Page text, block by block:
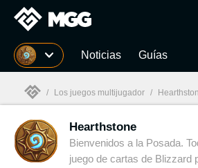
MGG Noticias Guías
MGG
/ Los juegos multijugador /
Hearthstone
Bienvenidos a la Posada.
juego de cartas de Blizzard